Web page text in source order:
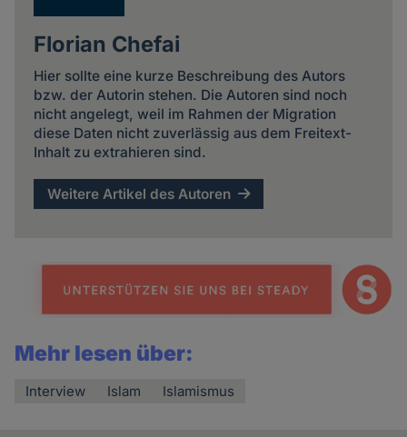
Florian Chefai
Hier sollte eine kurze Beschreibung des Autors
bzw. der Autorin stehen. Die Autoren sind noch
nicht angelegt, weil im Rahmen der Migration
diese Daten nicht zuverlässig aus dem Freitext-
Inhalt zu extrahieren sind.
Weitere Artikel des Autoren
Mehr lesen über:
Interview Islam Islamismus